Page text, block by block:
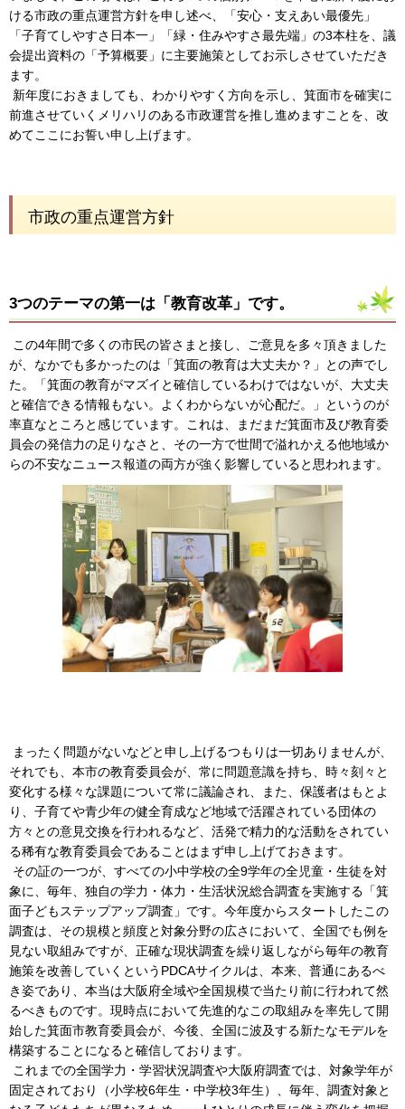
ける市政の重点運営方針を申し述べ、「安心・支えあい最優先」
「子育てしやすさ日本一」「緑・住みやすさ最先端」の3本柱を、議
会提出資料の「予算概要」に主要施策としてお示しさせていただき
ます。
新年度におきましても、わかりやすく方向を示し、箕面市を確実に
前進させていくメリハリのある市政運営を推し進めますことを、改
めてここにお誓い申し上げます。
市政の重点運営方針
3つのテーマの第一は「教育改革」です。
この4年間で多くの市民の皆さまと接し、ご意見を多々頂きました
が、なかでも多かったのは「箕面の教育は大丈夫か？」との声でし
た。「箕面の教育がマズイと確信しているわけではないが、大丈夫
と確信できる情報もない。よくわからないが心配だ。」というのが
率直なところと感じています。これは、まだまだ箕面市及び教育委
員会の発信力の足りなさと、その一方で世間で溢れかえる他地域か
らの不安なニュース報道の両方が強く影響していると思われます。
まったく問題がないなどと申し上げるつもりは一切ありませんが、
それでも、本市の教育委員会が、常に問題意識を持ち、時々刻々と
変化する様々な課題について常に議論され、また、保護者はもとよ
り、子育てや青少年の健全育成など地域で活躍されている団体の
方々との意見交換を行われるなど、活発で精力的な活動をされてい
る稀有な教育委員会であることはまず申し上げておきます。
その証の一つが、すべての小中学校の全9学年の全児童・生徒を対
象に、毎年、独自の学力・体力・生活状況総合調査を実施する「箕
面子どもステップアップ調査」です。今年度からスタートしたこの
調査は、その規模と頻度と対象分野の広さにおいて、全国でも例を
見ない取組みですが、正確な現状調査を繰り返しながら毎年の教育
施策を改善していくというPDCAサイクルは、本来、普通にあるべ
き姿であり、本当は大阪府全域や全国規模で当たり前に行われて然
るべきものです。現時点において先進的なこの取組みを率先して開
始した箕面市教育委員会が、今後、全国に波及する新たなモデルを
構築することになると確信しております。
これまでの全国学力・学習状況調査や大阪府調査では、対象学年が
固定されており（小学校6年生・中学校3年生）、毎年、調査対象と